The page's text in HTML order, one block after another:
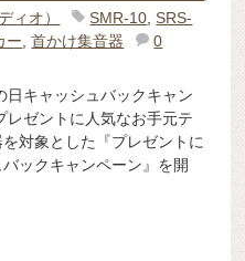
ィオ） SMR-10 ,SRS-
ー ,首かけ集音器
0
日キャッシュバックキャン
レゼントに人気なお手元テ
対象とした『プレゼントに
ックキャンペーン』を開